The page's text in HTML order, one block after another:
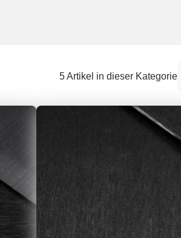
5 Artikel in dieser Kategorie